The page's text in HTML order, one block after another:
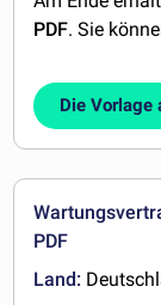
PDF. Sie
Die Vorlage
PDF
Land: